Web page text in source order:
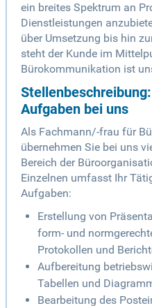
ein breites Spektrum an
Dienstleistungen
über Umsetzung bis hin
steht der Kunde im
Bürokommunikation ist
Aufgaben bei uns
Als Fachmann/-frau für
übernehmen Sie bei uns
Bereich der
Einzelnen umfasst Ihr
Aufgaben:
Erstellung von
form- und
Protokollen und
Aufbereitung
Tabellen und
Bearbeitung des